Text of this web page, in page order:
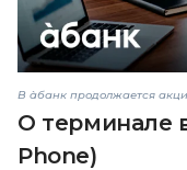
В àбанк продолжается
О терминале
Phone)